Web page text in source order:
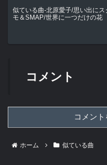
似ている曲-北原愛子/思い出にス
モ＆SMAP/世界に一つだけの花
コメント
コメン
ホーム 似ている曲